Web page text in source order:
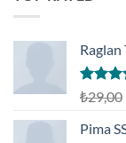
Raglan
5
oy
aldı
₺29,00
Pima